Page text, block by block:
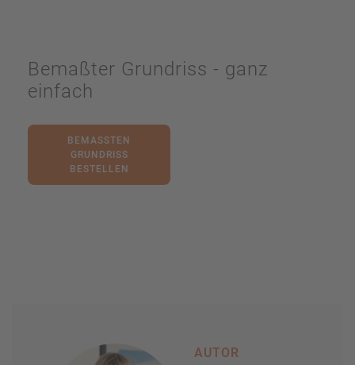
Bemaßter Grundriss - ganz
einfach
BEMASSTEN G
RUNDRISS B
ESTELLEN
AUTOR